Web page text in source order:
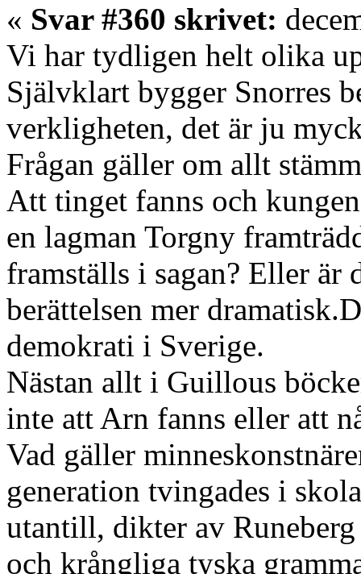
« Svar #360 skrivet:
Vi har tydligen helt olika
Självklart bygger Snorres
verkligheten, det är ju
Frågan gäller om allt
Att tinget fanns och
en lagman Torgny
framställs i sagan? Eller är
berättelsen mer
demokrati i Sverige.
Nästan allt i Guillous
inte att Arn fanns eller att
Vad gäller
generation tvingades i
utantill, dikter av
och krångliga tyska